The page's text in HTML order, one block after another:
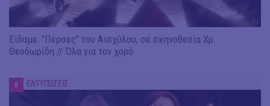
Είδαμε: "Πέρσες" του Αισχύλου, σε σκηνοθεσία Χρ.
Θεοδωρίδη // Όλα για τον χορό
# ΕΝΤΥΠΩΣΕΙΣ